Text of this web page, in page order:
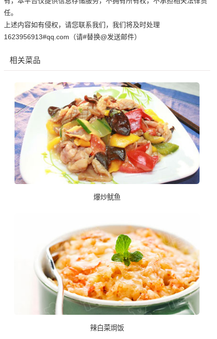
任。
上述内容如有侵权，请您联系我们，我们将及时处理
1623956913#qq.com（请#替换@发送邮件）
相关菜品
爆炒鱿鱼
辣白菜焗饭